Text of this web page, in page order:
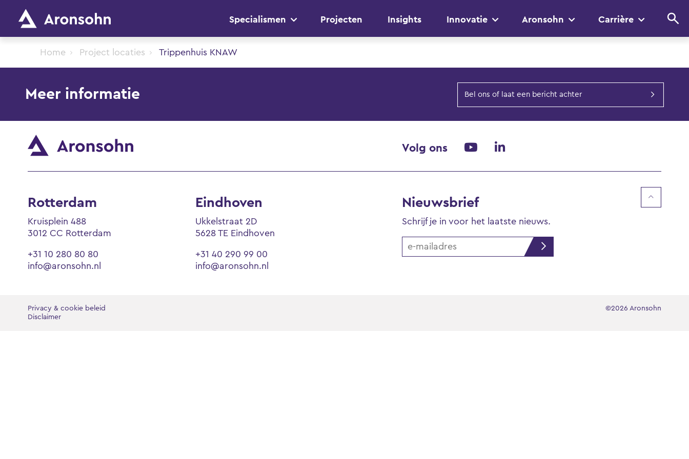
Specialismen Projecten Insights Innovatie Aronsohn Carrière
Home Project locaties Trippenhuis KNAW
Meer informatie Bel ons of laat een bericht achter
Volg ons
Rotterdam
Kruisplein 488
3012 CC Rotterdam
+31 10 280 80 80
info@aronsohn.nl
Eindhoven
Ukkelstraat 2D
5628 TE Eindhoven
+31 40 290 99 00
info@aronsohn.nl
Nieuwsbrief
Schrijf je in voor het laatste nieuws.
Privacy & cookie beleid
Disclaimer
©2026 Aronsohn